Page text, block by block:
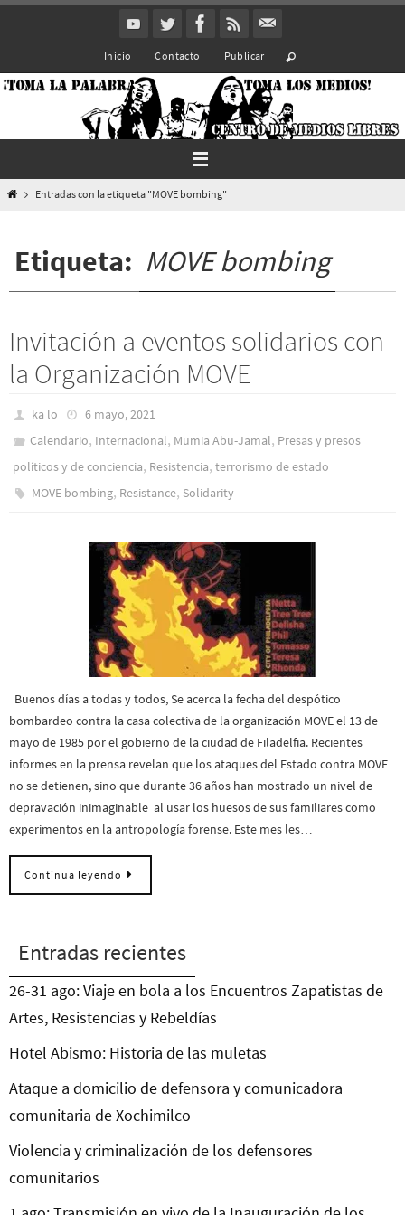
Inicio Contacto Publicar
InicioEntradas con la etiqueta "MOVE bombing"
Etiqueta: MOVE bombing
Invitación a eventos solidarios con
la Organización MOVE
ka lo
6 mayo, 2021
Calendario, Internacional, Mumia Abu-Jamal, Presas y presos
polí­ticos y de conciencia, Resistencia, terrorismo de estado
MOVE bombing, Resistance, Solidarity
Buenos días a todas y todos, Se acerca la fecha del despótico
bombardeo contra la casa colectiva de la organización MOVE el 13 de
mayo de 1985 por el gobierno de la ciudad de Filadelfia. Recientes
informes en la prensa revelan que los ataques del Estado contra MOVE
no se detienen, sino que durante 36 años han mostrado un nivel de
depravación inimaginable al usar los huesos de sus familiares como
experimentos en la antropología forense. Este mes les…
Continua leyendo
Entradas recientes
26-31 ago: Viaje en bola a los Encuentros Zapatistas de
Artes, Resistencias y Rebeldías
Hotel Abismo: Historia de las muletas
Ataque a domicilio de defensora y comunicadora
comunitaria de Xochimilco
Violencia y criminalización de los defensores
comunitarios